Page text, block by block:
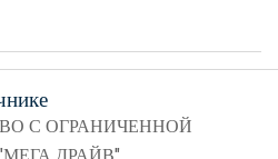
С ОГРАНИЧЕННОЙ